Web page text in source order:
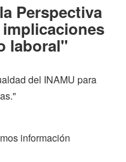
Perspectiva
laboral"
del INAMU para
información